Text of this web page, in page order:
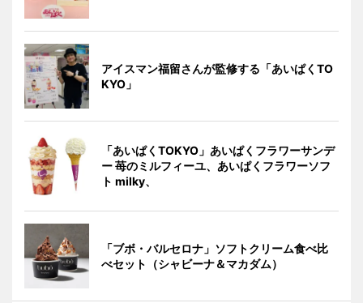
アイスマン福留さんが監修する「あいぱくTO
KYO」
「あいぱくTOKYO」あいぱくフラワーサンデ
ー 苺のミルフィーユ、あいぱくフラワーソフ
ト milky、
「ブボ・バルセロナ」ソフトクリーム食べ比
べセット（シャビーナ＆マカダム）